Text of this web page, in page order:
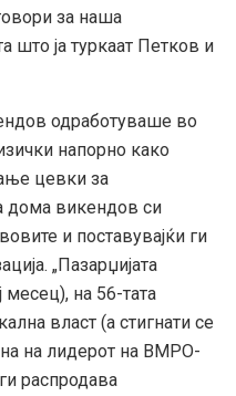
за наша
што ја туркаат Петков и
одработуваше во
напорно како
цевки за
дома викендов си
и поставувајќи ги
„Пазарџијата
месец), на 56-тата
власт (а стигнати се
на лидерот на ВМРО-
распродава